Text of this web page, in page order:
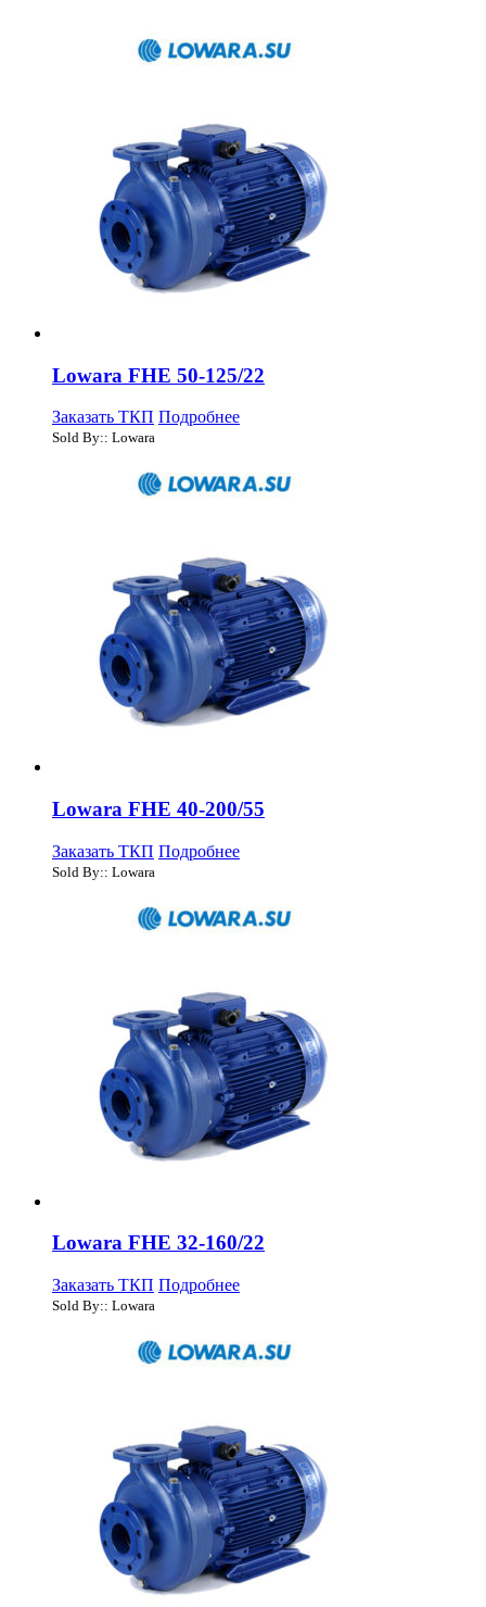
Lowara FHE 50-125/22
Заказать ТКП Подробнее
Sold By:: Lowara
Lowara FHE 40-200/55
Заказать ТКП Подробнее
Sold By:: Lowara
Lowara FHE 32-160/22
Заказать ТКП Подробнее
Sold By:: Lowara